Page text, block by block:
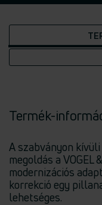
Termék-
A szabványon
megoldás a
modernizációs
korrekció egy
lehetséges.